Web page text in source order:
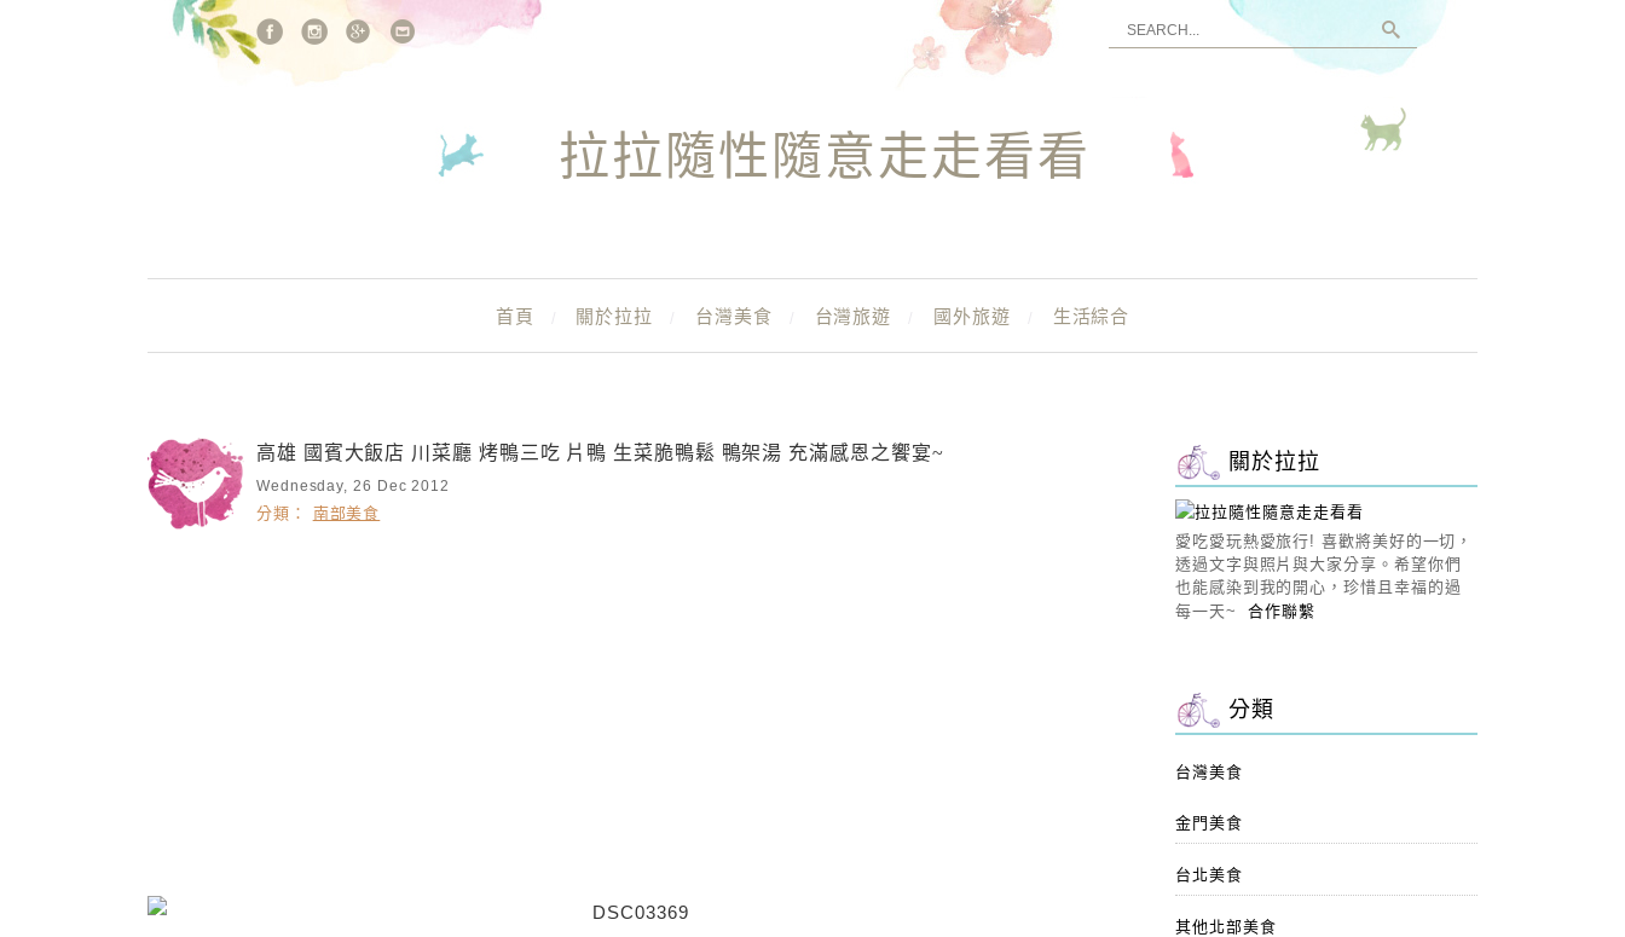
站內搜尋
拉拉隨性隨意走走看看
首頁 關於拉拉 台灣美食 台灣旅遊 國外旅遊 生活綜合
高雄 國賓大飯店 川菜廳 烤鴨三吃 片鴨 生菜脆鴨鬆 鴨架湯 充滿感恩之饗宴~
Wednesday, 26 Dec 2012
分類： 南部美食
關於拉拉
愛吃愛玩熱愛旅行! 喜歡將美好的一切，
透過文字與照片與大家分享。希望你們
也能感染到我的開心，珍惜且幸福的過
每一天~合作聯繫
分類
台灣美食
金門美食
台北美食
其他北部美食